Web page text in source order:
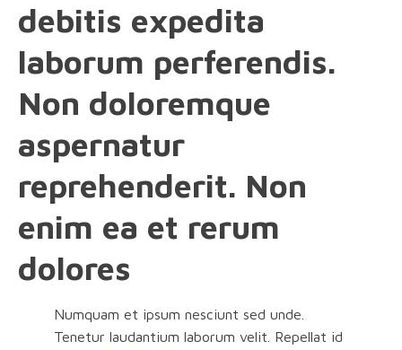
debitis expedita
laborum perferendis.
Non doloremque
aspernatur
reprehenderit. Non
enim ea et rerum
dolores
Numquam et ipsum nesciunt sed unde.
Tenetur laudantium laborum velit. Repellat id